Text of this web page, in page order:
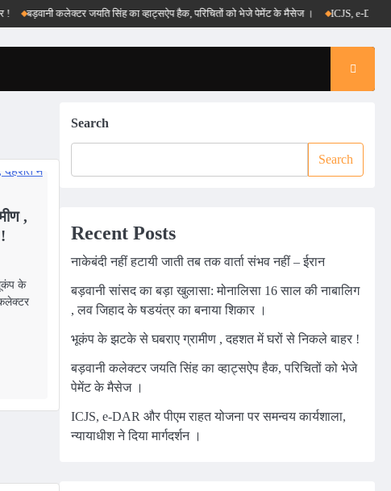
बड़वानी कलेक्टर जयति सिंह का व्हाट्सऐप हैक, परिचितों को भेजे पेमेंट के मैसेज । ICJS, e-DAR और
,
के
Search
Search
Recent Posts
नाकेबंदी नहीं हटायी जाती तब तक वार्ता संभव नहीं – ईरान
बड़वानी सांसद का बड़ा खुलासा: मोनालिसा 16 साल की नाबालिग
, लव जिहाद के षडयंत्र का बनाया शिकार ।
भूकंप के झटके से घबराए ग्रामीण , दहशत में घरों से निकले बाहर !
बड़वानी कलेक्टर जयति सिंह का व्हाट्सऐप हैक, परिचितों को भेजे
पेमेंट के मैसेज ।
ICJS, e-DAR और पीएम राहत योजना पर समन्वय कार्यशाला,
न्यायाधीश ने दिया मार्गदर्शन ।